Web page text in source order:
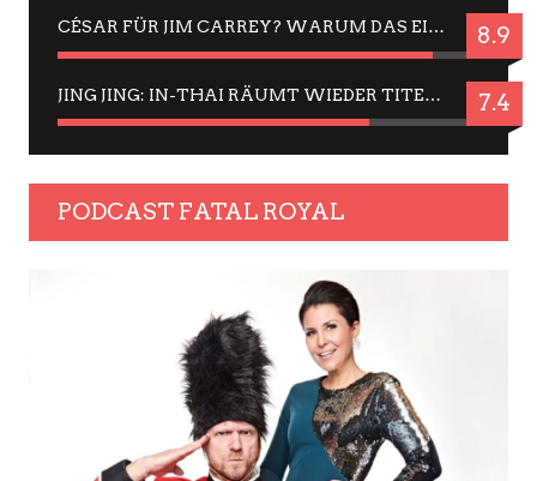
CÉSAR FÜR JIM CARREY? WARUM DAS EINER DER NERVIGSTEN ACTORS IST UND BLEIBT 8.9
JING JING: IN-THAI RÄUMT WIEDER TITEL AB – EIN ZWEI-STUNDEN-ERLEBNISBERICHT 7.4
PODCAST FATAL ROYAL